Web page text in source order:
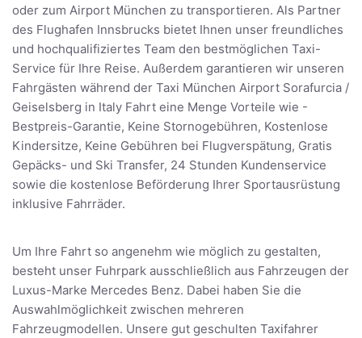
oder zum Airport München zu transportieren. Als Partner
des Flughafen Innsbrucks bietet Ihnen unser freundliches
und hochqualifiziertes Team den bestmöglichen Taxi-
Service für Ihre Reise. Außerdem garantieren wir unseren
Fahrgästen während der Taxi München Airport Sorafurcia /
Geiselsberg in Italy Fahrt eine Menge Vorteile wie -
Bestpreis-Garantie, Keine Stornogebühren, Kostenlose
Kindersitze, Keine Gebühren bei Flugverspätung, Gratis
Gepäcks- und Ski Transfer, 24 Stunden Kundenservice
sowie die kostenlose Beförderung Ihrer Sportausrüstung
inklusive Fahrräder.
Um Ihre Fahrt so angenehm wie möglich zu gestalten,
besteht unser Fuhrpark ausschließlich aus Fahrzeugen der
Luxus-Marke Mercedes Benz. Dabei haben Sie die
Auswahlmöglichkeit zwischen mehreren
Fahrzeugmodellen. Unsere gut geschulten Taxifahrer